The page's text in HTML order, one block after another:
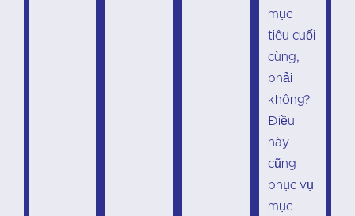
mục
tiêu cuối
cùng,
phải
không?
Điều
này
cũng
phục vụ
mục